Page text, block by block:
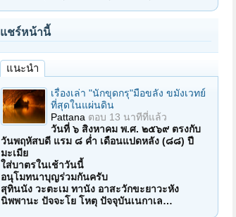
แชร์หน้านี้
แนะนำ
เรื่องเล่า "นักขุดกรุ"มือขลัง ขมังเวทย์
ที่สุดในแผ่นดิน
Pattana ตอบ 13 นาทีที่แล้ว
วันที่ ๖ สิงหาคม พ.ศ. ๒๕๖๙ ตรงกับ
วันพฤหัสบดี แรม ๘ ค่ำ เดือนแปดหลัง (๘๘) ปี
มะเมีย
ใส่บาตรในเช้าวันนี้
อนุโมทนาบุญร่วมกันครับ
สุทินนัง วะตะเม ทานัง อาสะวักขะยาวะหัง
นิพพานะ ปัจจะโย โหตุ ปัจจุบันเนกาเล…